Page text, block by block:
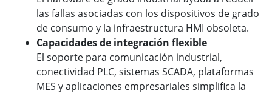
las fallas asociadas con los dispositivos de grado
de consumo y la infraestructura HMI obsoleta.
Capacidades de integración flexible
El soporte para comunicación industrial,
conectividad PLC, sistemas SCADA, plataformas
MES y aplicaciones empresariales simplifica la